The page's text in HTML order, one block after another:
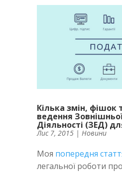
Кілька змін,
ведення
Діяльності (ЗЕД)
Лис 7, 2015 | Новини
Моя попередня
легальної роботи